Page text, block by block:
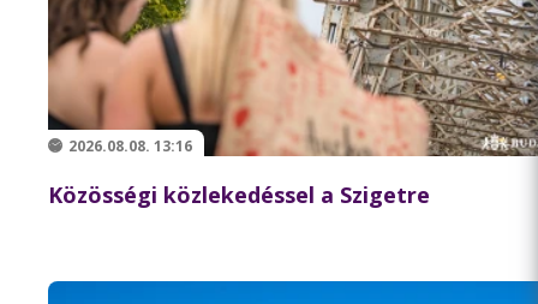
2026.08.08. 13:16
Közösségi közlekedéssel a Szigetre